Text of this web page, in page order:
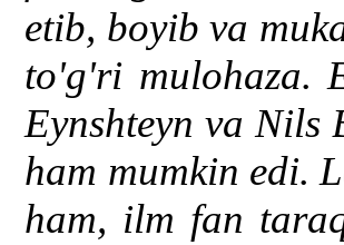
etib, boyib va
to'g'ri mulohaza.
Eynshteyn va
ham mumkin edi.
ham, ilm fan